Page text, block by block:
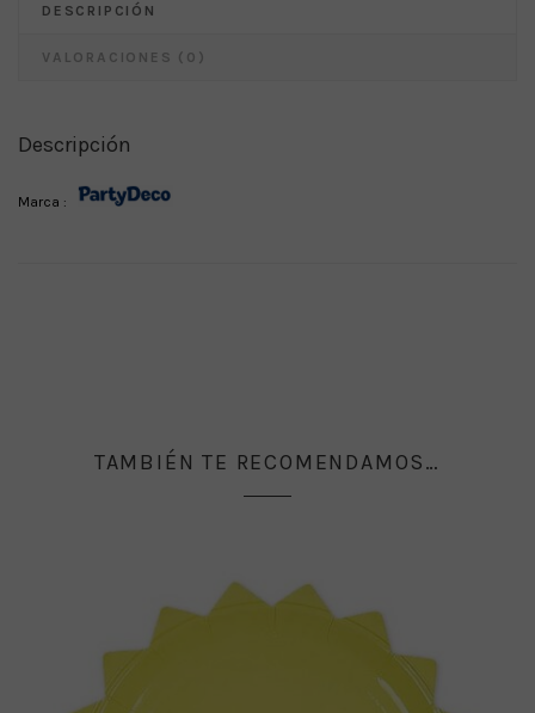
DESCRIPCIÓN
VALORACIONES (0)
Descripción
Marca :
TAMBIÉN TE RECOMENDAMOS…